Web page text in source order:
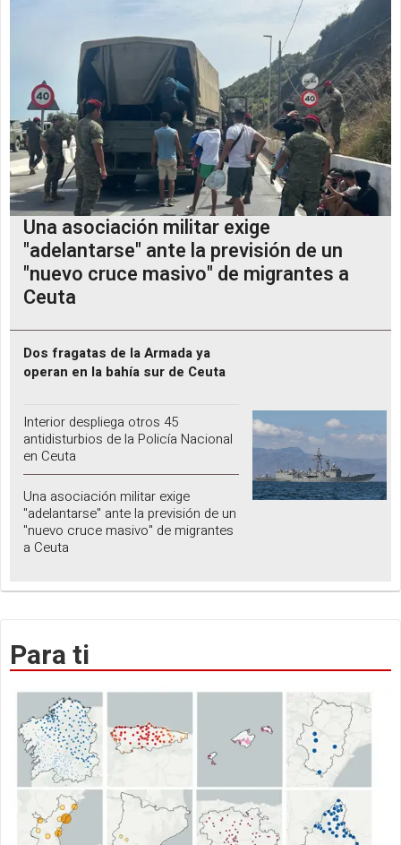
Una asociación militar exige
"adelantarse" ante la previsión de un
"nuevo cruce masivo" de migrantes a
Ceuta
Dos fragatas de la Armada ya
operan en la bahía sur de Ceuta
Interior despliega otros 45
antidisturbios de la Policía Nacional
en Ceuta
Una asociación militar exige
"adelantarse" ante la previsión de un
"nuevo cruce masivo" de migrantes
a Ceuta
Para ti